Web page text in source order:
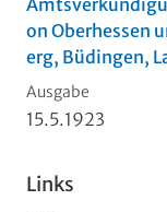
on Oberhessen
erg, Büdingen,
Ausgabe
15.5.1923
Links